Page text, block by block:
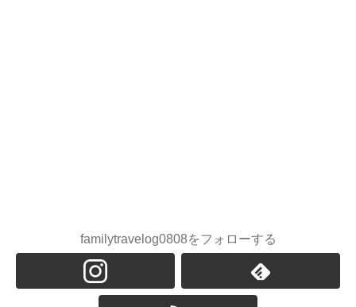
familytravelog0808をフォローする